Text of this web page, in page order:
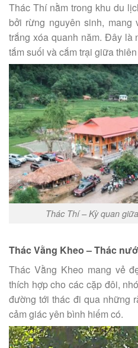
Thác Thí nằm trong khu du
bởi rừng nguyên sinh,
trắng xóa quanh năm. Đây là
tắm suối và cắm trại giữa
Thác Thí – Kỳ quan
Thác Vằng Kheo – Thác
Thác Vằng Kheo mang vẻ
thích hợp cho các cặp đôi,
đường tới thác đi qua những
cảm giác yên bình hiếm có.